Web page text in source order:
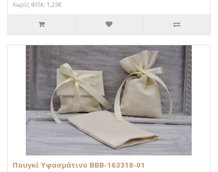
Χωρίς ΦΠΑ: 1,23€
Πουγκί Υφασμάτινο BBB-163318-01